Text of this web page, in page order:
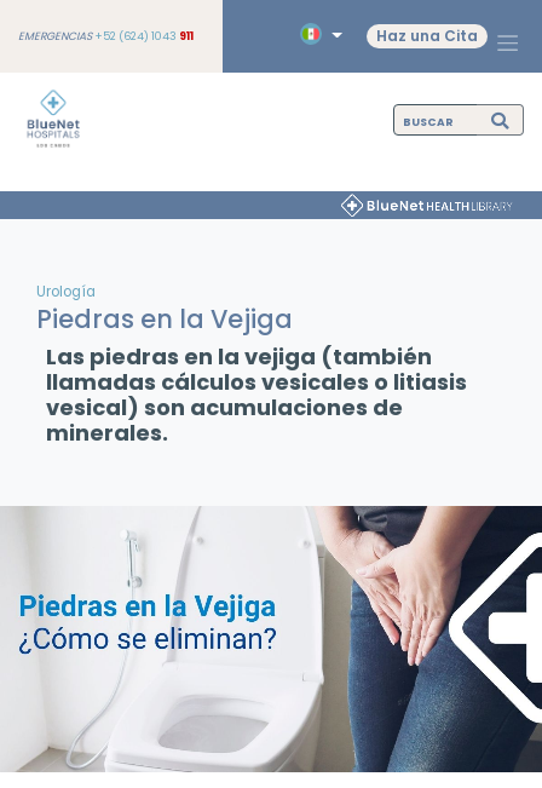
EMERGENCIAS+52 (624) 1043 911 Haz una Cita
Urología
Piedras en la Vejiga
Las piedras en la vejiga (también
llamadas cálculos vesicales o litiasis
vesical) son acumulaciones de
minerales.